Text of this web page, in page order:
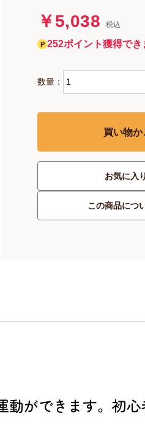
￥5,038 税込
252ポイント獲得でき
数量：
買い物
お気に入
この商品につ
ができます。初